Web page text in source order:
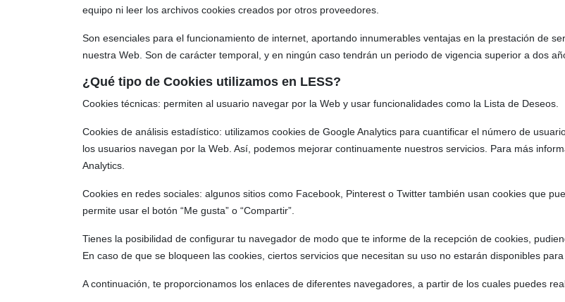
equipo ni leer los archivos cookies creados por otros proveedores.
Son esenciales para el funcionamiento de internet, aportando innumerables ventajas en la prestación de
nuestra Web. Son de carácter temporal, y en ningún caso tendrán un periodo de vigencia superior a dos
¿Qué tipo de Cookies utilizamos en LESS?
Cookies técnicas: permiten al usuario navegar por la Web y usar funcionalidades como la Lista de Deseos.
Cookies de análisis estadístico: utilizamos cookies de Google Analytics para cuantificar el número de
los usuarios navegan por la Web. Así, podemos mejorar continuamente nuestros servicios. Para más
Analytics.
Cookies en redes sociales: algunos sitios como Facebook, Pinterest o Twitter también usan cookies que
permite usar el botón “Me gusta” o “Compartir”.
Tienes la posibilidad de configurar tu navegador de modo que te informe de la recepción de cookies,
En caso de que se bloqueen las cookies, ciertos servicios que necesitan su uso no estarán disponibles para
A continuación, te proporcionamos los enlaces de diferentes navegadores, a partir de los cuales puedes